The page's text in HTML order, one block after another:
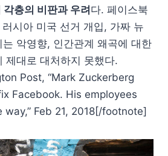
층의 비판과 우려 다. 페이스북
시아 미국 선거 개입, 가짜 뉴
악영향, 인간관계 왜곡에 대한
제대로 대처하지 못했다.
Post, “Mark Zuckerberg
Facebook. His employees
Feb 21, 2018[/footnote]